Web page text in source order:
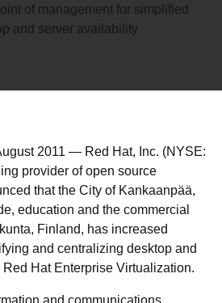
of management for simplified
and server availability
2011 — Red Hat, Inc. (NYSE:
provider of open source
that the City of Kankaanpää,
education and the commercial
Finland, has increased
and centralizing desktop and
Hat Enterprise Virtualization.
and communications